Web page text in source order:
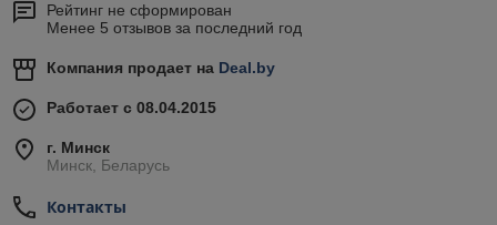
Рейтинг не сформирован
Менее 5 отзывов за последний год
Компания продает на Deal.by
Работает с 08.04.2015
г. Минск
Минск, Беларусь
Контакты